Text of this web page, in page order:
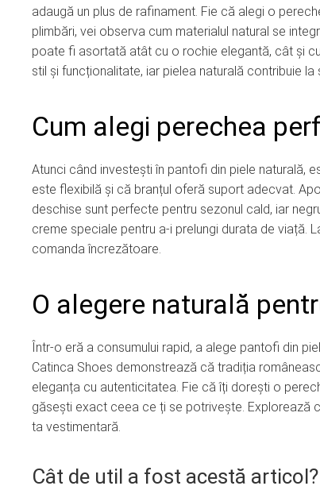
adaugă un plus de rafinament. Fie că alegi o
plimbări, vei observa cum materialul natural se
poate fi asortată atât cu o rochie elegantă, cât și
stil și funcționalitate, iar pielea naturală contribuie la
Cum alegi perechea
Atunci când investești în pantofi din piele naturală,
este flexibilă și că branțul oferă suport adecvat.
deschise sunt perfecte pentru sezonul cald, iar
creme speciale pentru a-i prelungi durata de
comanda încrezătoare.
O alegere naturală
Într-o eră a consumului rapid, a alege pantofi din
Catinca Shoes demonstrează că tradiția
eleganța cu autenticitatea. Fie că îți dorești o
găsești exact ceea ce ți se potrivește. Explorează
ta vestimentară.
Cât de util a fost acestă articol?